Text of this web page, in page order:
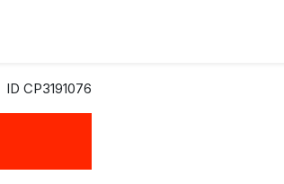
ID CP3191076